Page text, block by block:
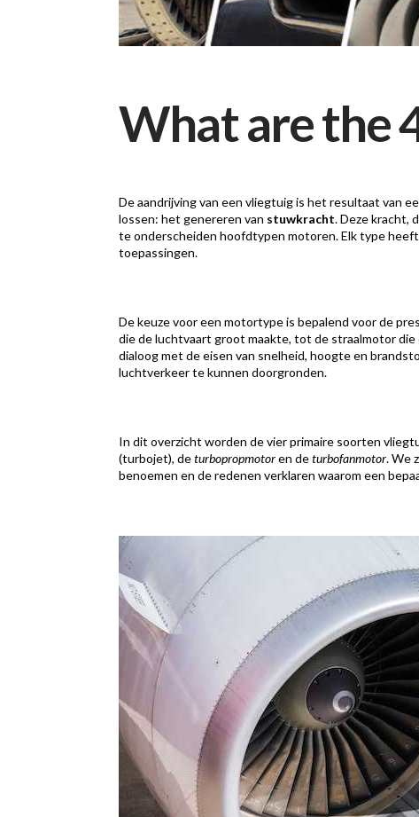
What are the
De aandrijving van een vliegtuig is het resultaat van
lossen: het genereren van stuwkracht. Deze kracht,
te onderscheiden hoofdtypen motoren. Elk type
toepassingen.
De keuze voor een motortype is bepalend voor de
die de luchtvaart groot maakte, tot de straalmotor
dialoog met de eisen van snelheid, hoogte en
luchtverkeer te kunnen doorgronden.
In dit overzicht worden de vier primaire soorten
(turbojet), deturbopropmotoren deturbofanmotor. We
benoemen en de redenen verklaren waarom een